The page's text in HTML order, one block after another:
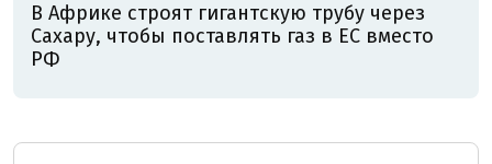
В Африке строят гигантскую трубу через
Сахару, чтобы поставлять газ в ЕС вместо
РФ